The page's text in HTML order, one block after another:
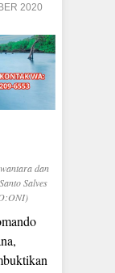
2020
dan
Salves